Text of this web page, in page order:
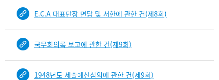
E.C.A 대표단장 면담 및 서한에 관한 건(제8회)
국무회의록 보고에 관한 건(제9회)
1948년도 세출예산심의에 관한 건(제9회)